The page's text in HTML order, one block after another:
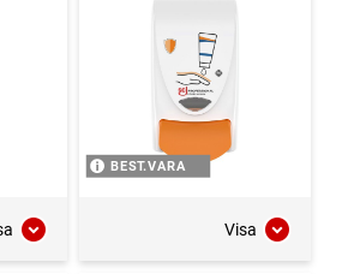
BEST.VARA
Visa